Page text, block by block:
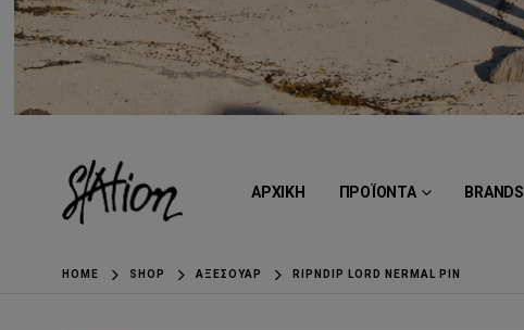
ΑΡΧΙΚΗ ΠΡΟΪΟΝΤΑ BRANDS
HOME SHOP ΑΞΕΣΟΥΆΡ RIPNDIP LORD NERMAL PIN